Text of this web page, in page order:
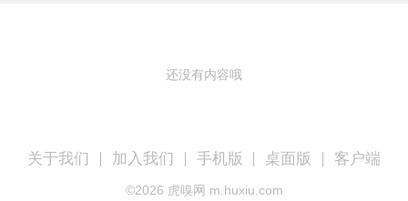
还没有内容哦
关于我们 加入我们 手机版 桌面版 客户端
©2026 虎嗅网 m.huxiu.com